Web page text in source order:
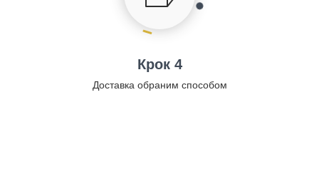
Крок 4
Доставка обраним способом